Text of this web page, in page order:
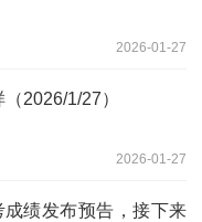
2026-01-27
2026/1/27）
2026-01-27
绩发布预告，接下来